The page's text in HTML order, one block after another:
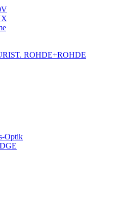
ROHDE+ROHDE
Optik